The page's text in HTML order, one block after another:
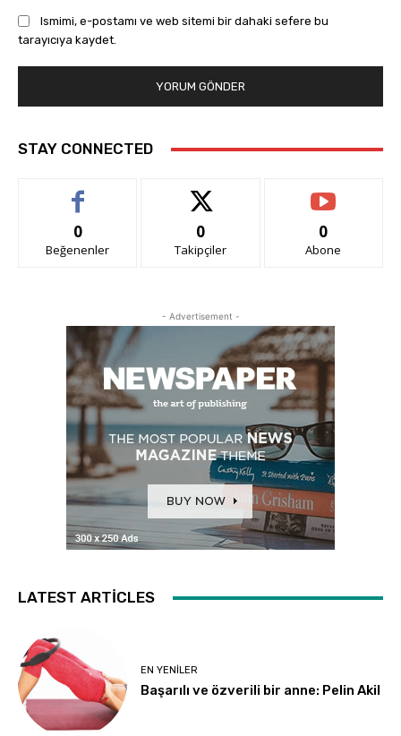
Ismimi, e-postamı ve web sitemi bir dahaki sefere bu
tarayıcıya kaydet.
STAY CONNECTED
0
Beğenenler
0
Takipçiler
0
Abone
- Advertisement -
LATEST ARTICLES
EN YENILER
Başarılı ve özverili bir anne: Pelin Akil